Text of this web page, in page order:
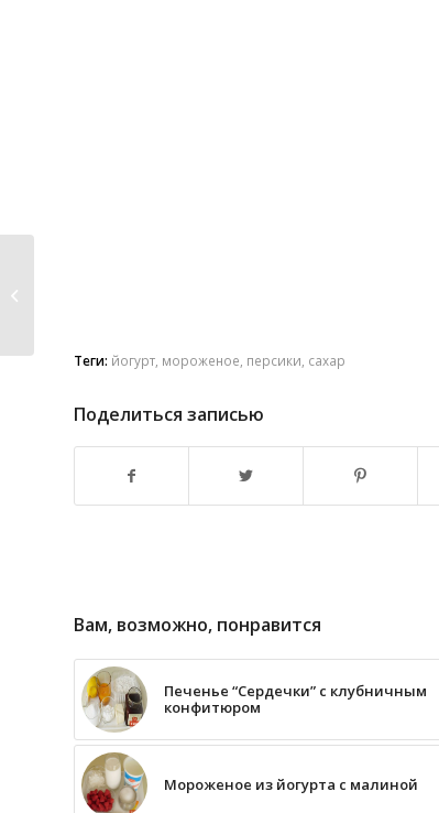
Теги: йогурт мороженое персики сахар
Поделиться записью
Вам, возможно, понравится
Печенье “Сердечки” с клубничным
конфитюром
Мороженое из йогурта с малиной